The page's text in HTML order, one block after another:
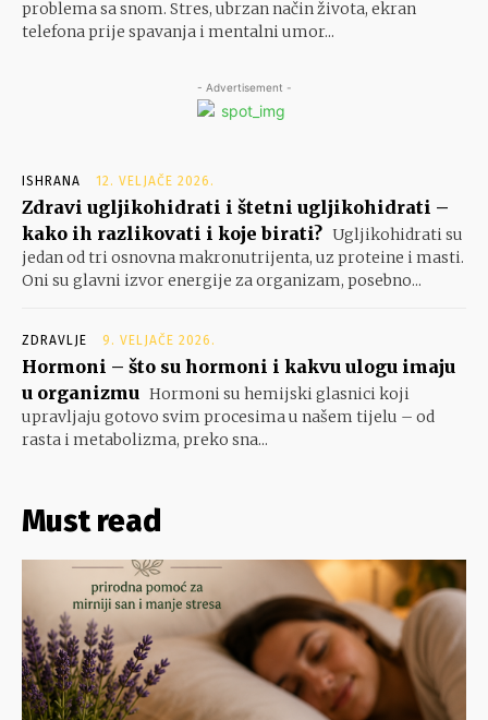
problema sa snom. Stres, ubrzan način života, ekran
telefona prije spavanja i mentalni umor...
- Advertisement -
ISHRANA 12. VELJAČE 2026.
Zdravi ugljikohidrati i štetni ugljikohidrati –
kako ih razlikovati i koje birati? Ugljikohidrati su
jedan od tri osnovna makronutrijenta, uz proteine i masti.
Oni su glavni izvor energije za organizam, posebno...
ZDRAVLJE 9. VELJAČE 2026.
Hormoni – što su hormoni i kakvu ulogu imaju
u organizmu Hormoni su hemijski glasnici koji
upravljaju gotovo svim procesima u našem tijelu – od
rasta i metabolizma, preko sna...
Must read